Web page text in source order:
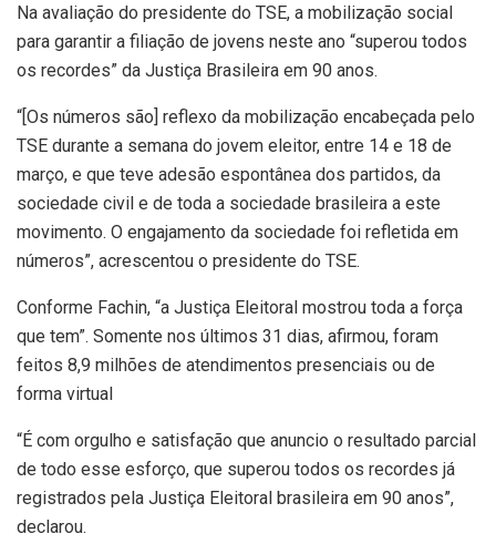
Na avaliação do presidente do TSE, a mobilização social
para garantir a filiação de jovens neste ano “superou todos
os recordes” da Justiça Brasileira em 90 anos.
“[Os números são] reflexo da mobilização encabeçada pelo
TSE durante a semana do jovem eleitor, entre 14 e 18 de
março, e que teve adesão espontânea dos partidos, da
sociedade civil e de toda a sociedade brasileira a este
movimento. O engajamento da sociedade foi refletida em
números”, acrescentou o presidente do TSE.
Conforme Fachin, “a Justiça Eleitoral mostrou toda a força
que tem”. Somente nos últimos 31 dias, afirmou, foram
feitos 8,9 milhões de atendimentos presenciais ou de
forma virtual
“É com orgulho e satisfação que anuncio o resultado parcial
de todo esse esforço, que superou todos os recordes já
registrados pela Justiça Eleitoral brasileira em 90 anos”,
declarou.